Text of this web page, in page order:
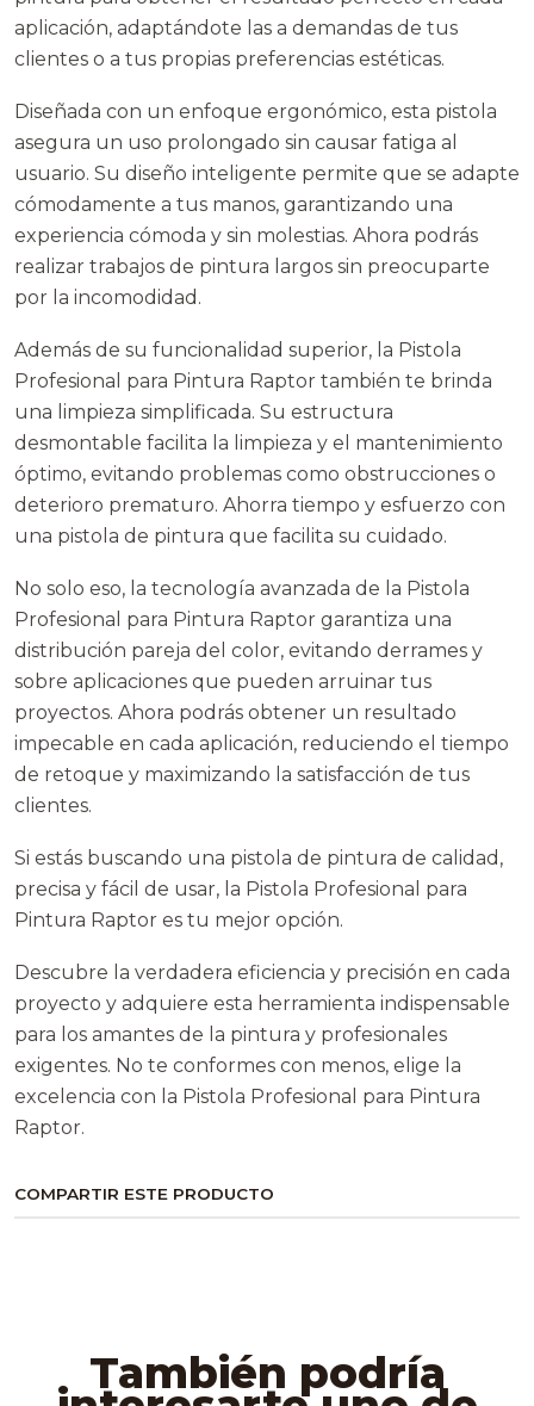
aplicación, adaptándote las a demandas de tus
clientes o a tus propias preferencias estéticas.
Diseñada con un enfoque ergonómico, esta pistola
asegura un uso prolongado sin causar fatiga al
usuario. Su diseño inteligente permite que se adapte
cómodamente a tus manos, garantizando una
experiencia cómoda y sin molestias. Ahora podrás
realizar trabajos de pintura largos sin preocuparte
por la incomodidad.
Además de su funcionalidad superior, la Pistola
Profesional para Pintura Raptor también te brinda
una limpieza simplificada. Su estructura
desmontable facilita la limpieza y el mantenimiento
óptimo, evitando problemas como obstrucciones o
deterioro prematuro. Ahorra tiempo y esfuerzo con
una pistola de pintura que facilita su cuidado.
No solo eso, la tecnología avanzada de la Pistola
Profesional para Pintura Raptor garantiza una
distribución pareja del color, evitando derrames y
sobre aplicaciones que pueden arruinar tus
proyectos. Ahora podrás obtener un resultado
impecable en cada aplicación, reduciendo el tiempo
de retoque y maximizando la satisfacción de tus
clientes.
Si estás buscando una pistola de pintura de calidad,
precisa y fácil de usar, la Pistola Profesional para
Pintura Raptor es tu mejor opción.
Descubre la verdadera eficiencia y precisión en cada
proyecto y adquiere esta herramienta indispensable
para los amantes de la pintura y profesionales
exigentes. No te conformes con menos, elige la
excelencia con la Pistola Profesional para Pintura
Raptor.
COMPARTIR ESTE PRODUCTO
También podría